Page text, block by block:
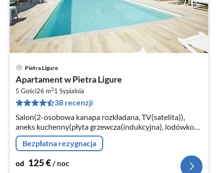
Pietra Ligure
Apartament w Pietra Ligure
5 Gości26 m21 Sypialnia
38 recenzji
Salon(2-osobowa kanapa rozkładana, TV(satelita)),
aneks kuchenny(płyta grzewcza(indukcyjna), lodówko-
zamrażarka), sypialnia(łóżko 1-osobowe, łóżko 2-
osobowe)
Bezpłatna rezygnacja
od 125€/ noc